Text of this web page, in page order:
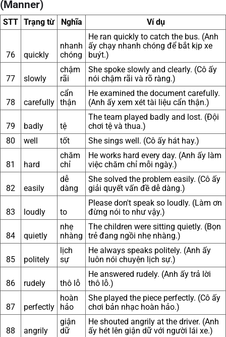
(Manner)
STT Trạng từ Nghĩa Ví dụ
76 quickly
nhanh
chóng
He ran quickly to catch the bus. (Anh
ấy chạy nhanh chóng để bắt kịp xe
buýt.)
77 slowly
chậm
rãi
She spoke slowly and clearly. (Cô ấy
nói chậm rãi và rõ ràng.)
78 carefully
cẩn
thận
He examined the document carefully.
(Anh ấy xem xét tài liệu cẩn thận.)
79 badly tệ
The team played badly and lost. (Đội
chơi tệ và thua.)
80
well tốt She sings well. (Cô ấy hát hay.)
81 hard
chăm
chỉ
He works hard every day. (Anh ấy làm
việc chăm chỉ mỗi ngày.)
82 easily
dễ
dàng
She solved the problem easily. (Cô ấy
giải quyết vấn đề dễ dàng.)
83 loudly to
Please don't speak so loudly. (Làm ơn
đừng nói to như vậy.)
84 quietly
nhẹ
nhàng
The children were sitting quietly. (Bọn
trẻ đang ngồi nhẹ nhàng.)
85 politely
lịch
sự
He always speaks politely. (Anh ấy
luôn nói chuyện lịch sự.)
86 rudely thô lỗ
He answered rudely. (Anh ấy trả lời
thô lỗ.)
87 perfectly
hoàn
hảo
She played the piece perfectly. (Cô ấy
chơi bản nhạc hoàn hảo.)
88 angrily
giận
dữ
He shouted angrily at the driver. (Anh
ấy hét lên giận dữ với người lái xe.)